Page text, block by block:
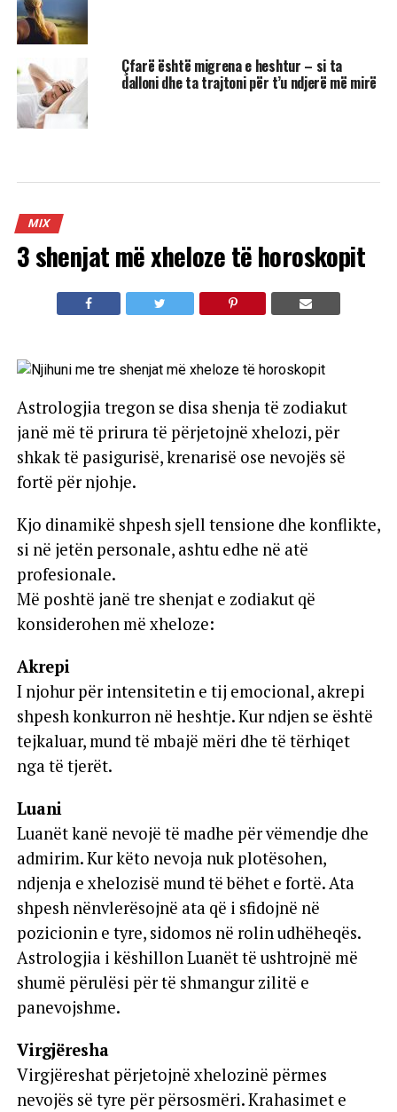
Çfarë është migrena e heshtur – si ta
dalloni dhe ta trajtoni për t’u ndjerë më mirë
MIX
3 shenjat më xheloze të horoskopit
Astrologjia tregon se disa shenja të zodiakut
janë më të prirura të përjetojnë xhelozi, për
shkak të pasigurisë, krenarisë ose nevojës së
fortë për njohje.
Kjo dinamikë shpesh sjell tensione dhe konflikte,
si në jetën personale, ashtu edhe në atë
profesionale.
Më poshtë janë tre shenjat e zodiakut që
konsiderohen më xheloze:
Akrepi
I njohur për intensitetin e tij emocional, akrepi
shpesh konkurron në heshtje. Kur ndjen se është
tejkaluar, mund të mbajë mëri dhe të tërhiqet
nga të tjerët.
Luani
Luanët kanë nevojë të madhe për vëmendje dhe
admirim. Kur këto nevoja nuk plotësohen,
ndjenja e xhelozisë mund të bëhet e fortë. Ata
shpesh nënvlerësojnë ata që i sfidojnë në
pozicionin e tyre, sidomos në rolin udhëheqës.
Astrologjia i këshillon Luanët të ushtrojnë më
shumë përulësi për të shmangur zilitë e
panevojshme.
Virgjëresha
Virgjëreshat përjetojnë xhelozinë përmes
nevojës së tyre për përsosmëri. Krahasimet e